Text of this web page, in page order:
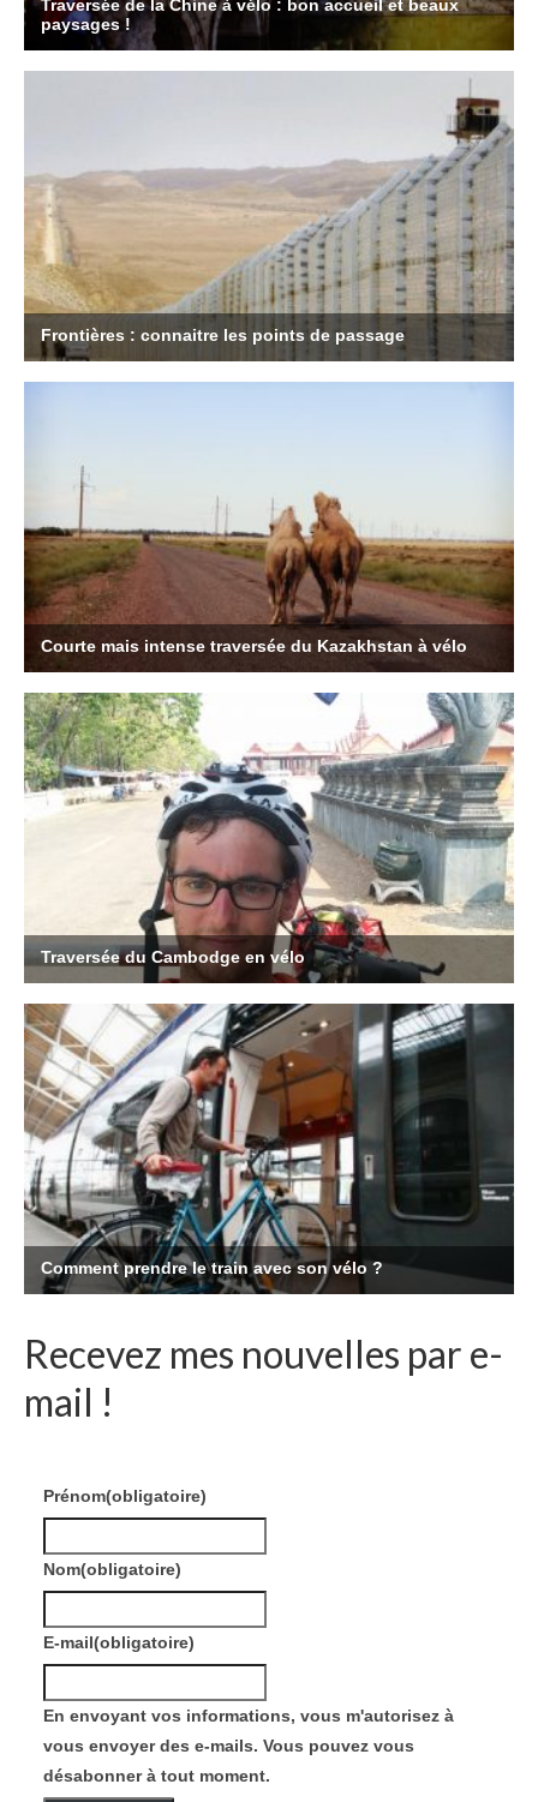
Recevez mes nouvelles par e-
mail !
Prénom(obligatoire)
Nom(obligatoire)
E-mail(obligatoire)
En envoyant vos informations, vous m'autorisez à
vous envoyer des e-mails. Vous pouvez vous
désabonner à tout moment.